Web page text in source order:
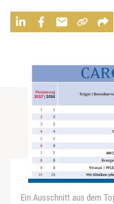
Ein Ausschnitt aus dem